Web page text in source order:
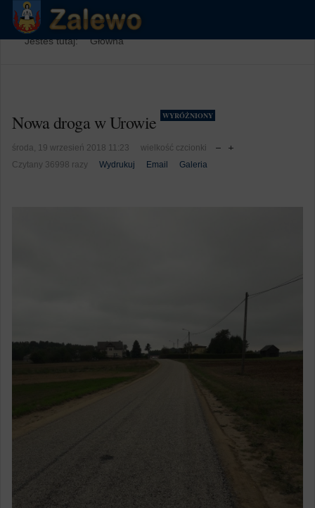
Jesteś tutaj: Główna
Nowa droga w Urowie WYRÓŻNIONY
środa, 19 wrzesień 2018 11:23
wielkość czcionki
Czytany 36998 razy
Wydrukuj Email Galeria